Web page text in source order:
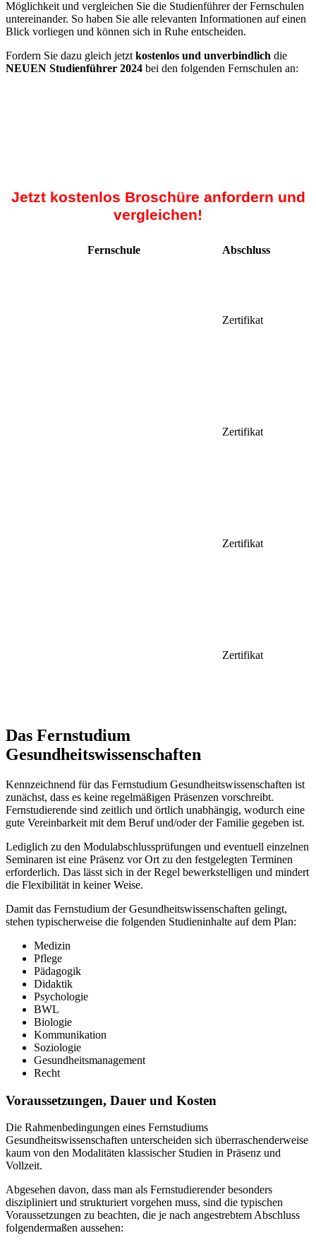
Möglichkeit und vergleichen Sie die Studienführer der Fernschulen
untereinander. So haben Sie alle relevanten Informationen auf einen
Blick vorliegen und können sich in Ruhe entscheiden.
Fordern Sie dazu gleich jetzt kostenlos und unverbindlich die
NEUEN Studienführer 2024 bei den folgenden Fernschulen an:
Jetzt kostenlos Broschüre anfordern und
vergleichen!
Fernschule Abschluss
Zertifikat
Zertifikat
Zertifikat
Zertifikat
Das Fernstudium
Gesundheitswissenschaften
Kennzeichnend für das Fernstudium Gesundheitswissenschaften ist
zunächst, dass es keine regelmäßigen Präsenzen vorschreibt.
Fernstudierende sind zeitlich und örtlich unabhängig, wodurch eine
gute Vereinbarkeit mit dem Beruf und/oder der Familie gegeben ist.
Lediglich zu den Modulabschlussprüfungen und eventuell einzelnen
Seminaren ist eine Präsenz vor Ort zu den festgelegten Terminen
erforderlich. Das lässt sich in der Regel bewerkstelligen und mindert
die Flexibilität in keiner Weise.
Damit das Fernstudium der Gesundheitswissenschaften gelingt,
stehen typischerweise die folgenden Studieninhalte auf dem Plan:
Medizin
Pflege
Pädagogik
Didaktik
Psychologie
BWL
Biologie
Kommunikation
Soziologie
Gesundheitsmanagement
Recht
Voraussetzungen, Dauer und Kosten
Die Rahmenbedingungen eines Fernstudiums
Gesundheitswissenschaften unterscheiden sich überraschenderweise
kaum von den Modalitäten klassischer Studien in Präsenz und
Vollzeit.
Abgesehen davon, dass man als Fernstudierender besonders
diszipliniert und strukturiert vorgehen muss, sind die typischen
Voraussetzungen zu beachten, die je nach angestrebtem Abschluss
folgendermaßen aussehen: